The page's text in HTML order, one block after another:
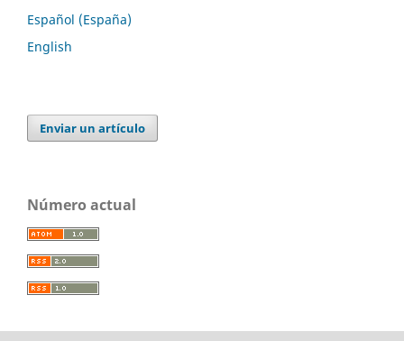
Español (España)
English
Enviar un artículo
Número actual